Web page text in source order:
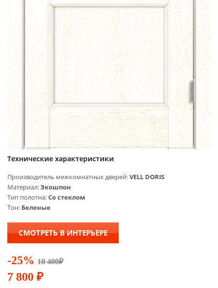
Технические характеристики
Производитель межкомнатных дверей:VELL DORIS
Материал:Экошпон
Тип полотна:Со стеклом
Тон: Беленые
СМОТРЕТЬ В ИНТЕРЬЕРЕ
-25% 10 400₽
7 800 ₽